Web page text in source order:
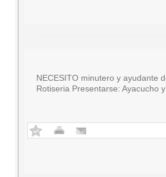
NECESITO minutero y ayudante
Rotiseria Presentarse: Ayacucho